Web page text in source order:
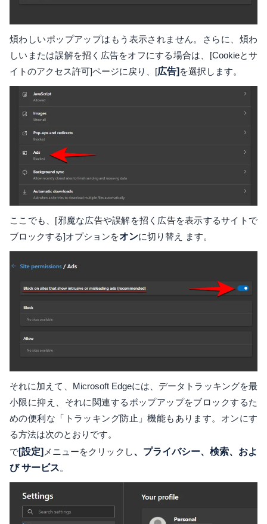
煩わしいポップアップはもう表示されません。さらに、煩わ
しいまたは誤解を招く広告をオフにする場合は、[Cookieとサ
イトのアクセス許可]ページに戻り、[広告] を選択します。
ここでも、[邪魔な広告や誤解を招く広告を表示するサイトで
ブロックする]オプションをオンに切り替え ます。
それに加えて、Microsoft Edgeには、データトラッキングを最
小限に抑え、それに関連するポップアップをブロックするた
めの便利な「トラッキング防止」機能もあります。オンにす
る方法は次のとおりです。
で[設定] メニューをクリックし、プライバシー、検索、およ
び サービス。